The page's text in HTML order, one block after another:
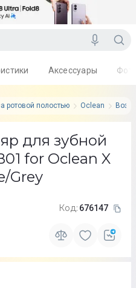
ротовой полостью Oclean
Аксессуары
для зубной
for Oclean X
Grey
Код: 676147